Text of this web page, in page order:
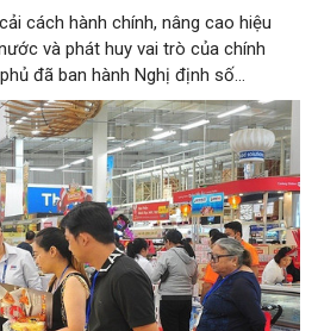
cách hành chính, nâng cao hiệu
và phát huy vai trò của chính
đã ban hành Nghị định số
2025 quy định về phân quyền, phân
và thương mại. Trong đó, lĩnh
tiêu dùng có nhiều nội dung quan
phương, góp phần đưa hoạt động
gần người dân hơn.